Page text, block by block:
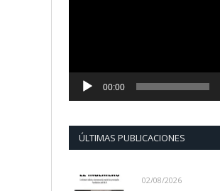
00:00
ÚLTIMAS PUBLICACIONES
02/08/2026